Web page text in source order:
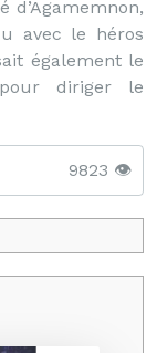
d’Agamemnon,
avec le héros
également le
diriger le
9823 👁️